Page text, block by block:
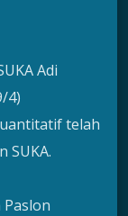
Adi
4)
telah
SUKA.